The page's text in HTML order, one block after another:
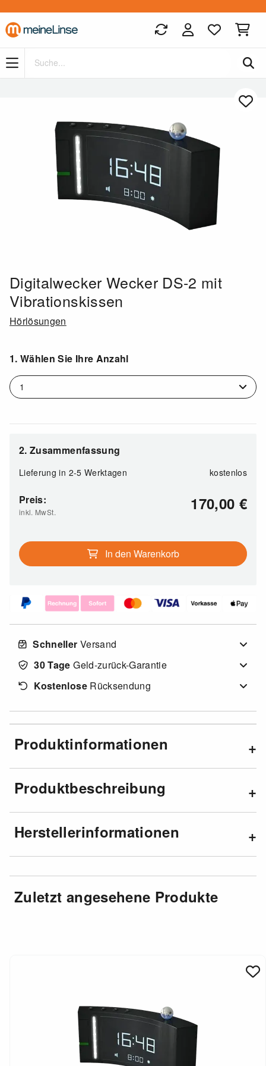
Zum Hauptinhalt springen
Digitalwecker Wecker DS-2 mit
Vibrationskissen
Hörlösungen
1. Wählen Sie Ihre Anzahl
2. Zusammenfassung
Lieferung in 2-5 Werktagen kostenlos
Preis:
inkl. MwSt. 170,00 €
In den Warenkorb
Schneller Versand
30 Tage Geld-zurück-Garantie
KostenloseRücksendung
Produktinformationen
Produktbeschreibung
Herstellerinformationen
Zuletzt angesehene Produkte